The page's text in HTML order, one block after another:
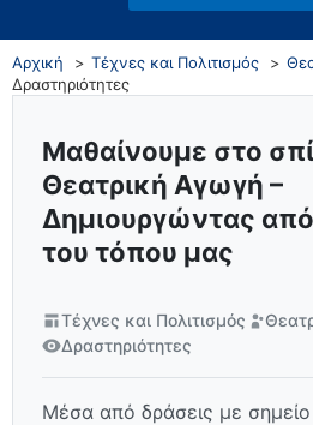
Αρχική Τέχνες και Πολιτισμός
Δραστηριότητες
Μαθαίνουμε στο
Θεατρική Αγωγή –
Δημιουργώντας από
του τόπου μας
Τέχνες και Πολιτισμός
Δραστηριότητες
Μέσα από δράσεις με